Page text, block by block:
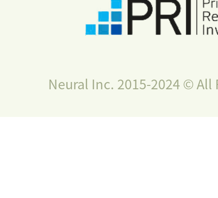
Neural Inc. 2015-2024 © All